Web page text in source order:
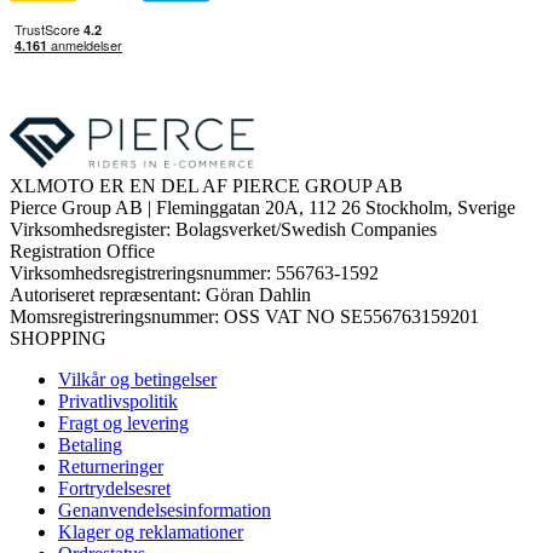
XLMOTO ER EN DEL AF PIERCE GROUP AB
Pierce Group AB | Fleminggatan 20A, 112 26 Stockholm, Sverige
Virksomhedsregister: Bolagsverket/Swedish Companies
Registration Office
Virksomhedsregistreringsnummer: 556763-1592
Autoriseret repræsentant: Göran Dahlin
Momsregistreringsnummer: OSS VAT NO SE556763159201
SHOPPING
Vilkår og betingelser
Privatlivspolitik
Fragt og levering
Betaling
Returneringer
Fortrydelsesret
Genanvendelsesinformation
Klager og reklamationer